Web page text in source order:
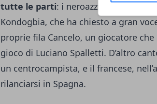
tutte le parti: i neroazzurri, infatti,
Kondogbia, che ha chiesto a gran
proprie fila Cancelo, un giocatore
gioco di Luciano Spalletti. D’altro
un centrocampista, e il francese,
rilanciarsi in Spagna.